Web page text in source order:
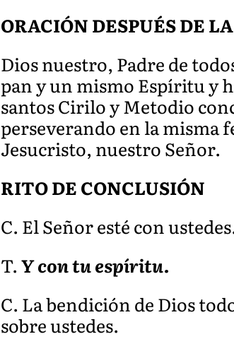
ORACIÓN DESPUÉS DE
Dios nuestro, Padre de
pan y un mismo Espíritu y
santos Cirilo y Metodio
perseverando en la misma
Jesucristo, nuestro Señor.
RITO DE CONCLUSIÓN
C. El Señor esté con
T.Y con tu espíritu.
C. La bendición de Dios
sobre ustedes.